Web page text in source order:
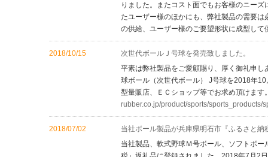
りました。またコスト面でもお客様のニー
たユーザー様のほかにも、弊社製品の需要
の供給、ユーザー様のご要望形状に成型して
2018/10/15
次世代ボールＪ号球を発売致しました。
平素は弊社製品をご愛顧賜り、厚く御礼申
球ボール（次世代ボール） J号球を2018年
型量販店、ＥＣショップ等でお求め頂けます
rubber.co.jp/product/sports/sports_products/
2018/07/02
当社ボール製品が兵庫県明石市『ふるさと
当社製品、軟式野球Ｍ号ボール、ソフトボ